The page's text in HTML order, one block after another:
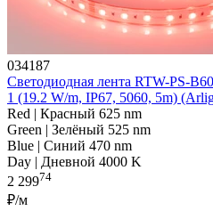
034187
Светодиодная лента RTW-PS-
1 (19.2 W/m, IP67, 5060, 5m)
Red | Красный 625 nm
Green | Зелёный 525 nm
Blue | Синий 470 nm
Day | Дневной 4000 K
2 29974
₽/м